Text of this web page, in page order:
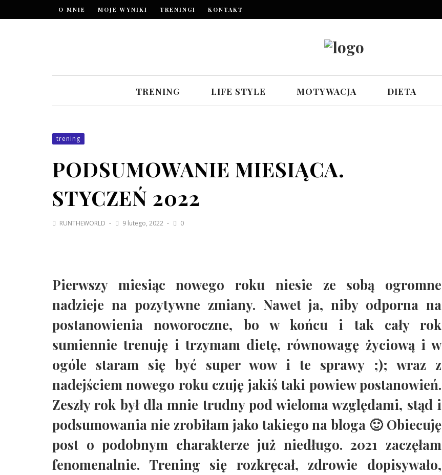
O MNIE MOJE WYNIKI TRENINGI KONTAKT
TRENING LIFE STYLE MOTYWACJA DIETA
trening
PODSUMOWANIE MIESIĄCA.
STYCZEŃ 2022
RUNTHEWORLD 9 lutego, 2022 0
Pierwszy miesiąc nowego roku niesie ze sobą ogromne
nadzieje na pozytywne zmiany. Nawet ja, niby odporna na
postanowienia noworoczne, bo w końcu i tak cały rok
sumiennie trenuję i trzymam dietę, równowagę życiową i w
ogóle staram się być super wow i te sprawy ;); wraz z
nadejściem nowego roku czuję jakiś taki powiew postanowień.
Zeszły rok był dla mnie trudny pod wieloma względami, stąd i
podsumowania nie zrobiłam jako takiego na bloga 🙂 Obiecuję
post o podobnym charakterze już niedługo. 2021 zaczęłam
fenomenalnie. Trening się rozkręcał, zdrowie dopisywało,